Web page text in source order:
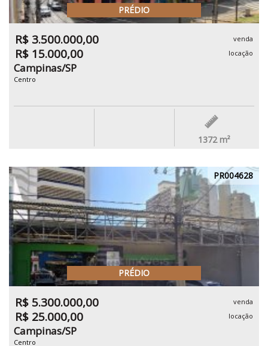
PRÉDIO
R$ 3.500.000,00 venda
R$ 15.000,00 locação
Campinas/SP
Centro
1372 m²
PR004628
PRÉDIO
R$ 5.300.000,00 venda
R$ 25.000,00 locação
Campinas/SP
Centro